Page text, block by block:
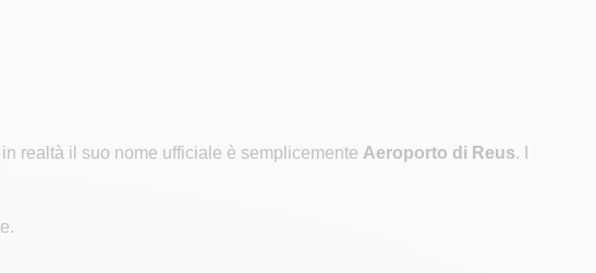
in realtà il suo nome ufficiale è semplicemente Aeroporto di Reus. I